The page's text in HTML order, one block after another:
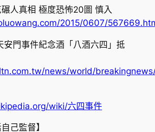
碾人真相 極度恐怖20圖 慎入
2015/0607/
安門事件紀念酒「八酒六四」抵
news/world/
wiki/六四事件
己監督】